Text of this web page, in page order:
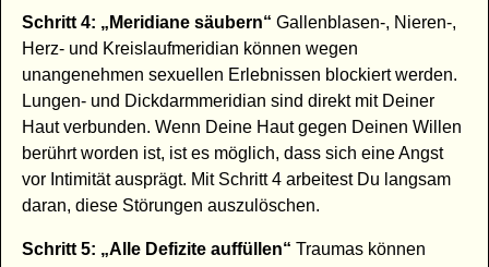
Schritt 4: „Meridiane säubern“ Gallenblasen-, Nieren-,
Herz- und Kreislaufmeridian können wegen
unangenehmen sexuellen Erlebnissen blockiert werden.
Lungen- und Dickdarmmeridian sind direkt mit Deiner
Haut verbunden. Wenn Deine Haut gegen Deinen Willen
berührt worden ist, ist es möglich, dass sich eine Angst
vor Intimität ausprägt. Mit Schritt 4 arbeitest Du langsam
daran, diese Störungen auszulöschen.
Schritt 5: „Alle Defizite auffüllen“ Traumas können